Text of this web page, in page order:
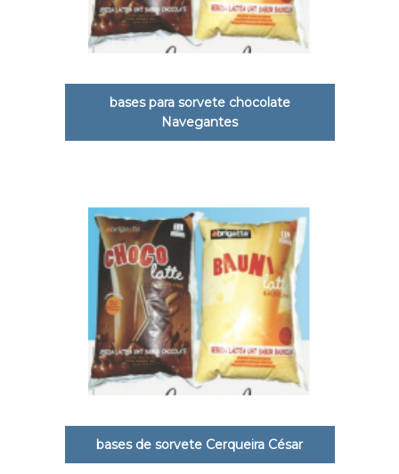
bases para sorvete chocolate
Navegantes
bases de sorvete Cerqueira César